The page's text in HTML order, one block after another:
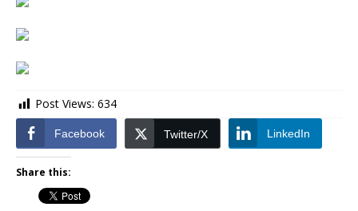
Post Views: 634
Facebook Twitter/X LinkedIn
Share this: